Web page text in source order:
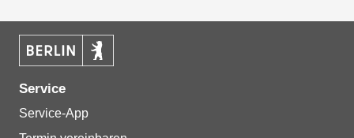
Service
Service-App